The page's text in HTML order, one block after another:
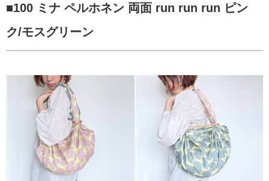
■100 ミナ ペルホネン 両面 run run run ピン
ク/モスグリーン